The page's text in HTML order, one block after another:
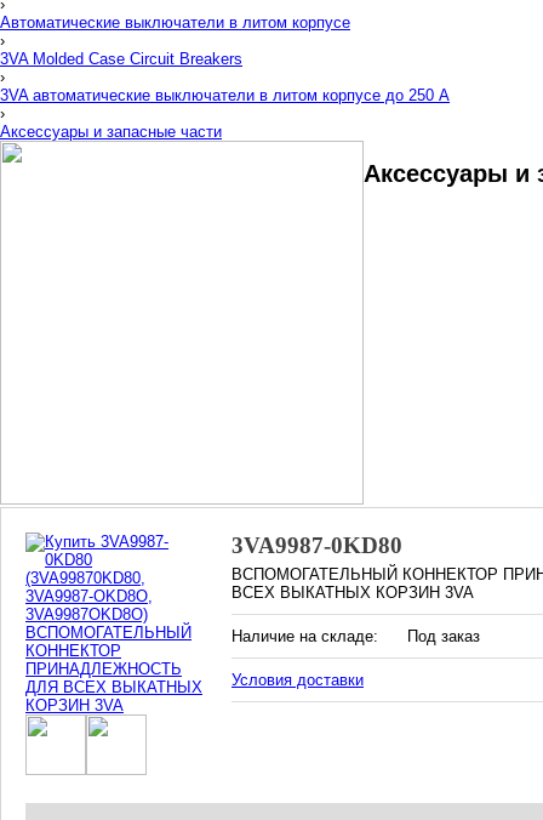
›
Автоматические выключатели в литом корпусе
›
3VA Molded Case Circuit Breakers
›
3VA автоматические выключатели в литом корпусе до 250 A
›
Аксессуары и запасные части
Аксессуары и
3VA9987-0KD80
ВСПОМОГАТЕЛЬНЫЙ КОННЕКТОР
ВСЕХ ВЫКАТНЫХ КОРЗИН 3VA
Наличие на складе: Под заказ
Условия доставки